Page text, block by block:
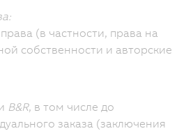
(в частности, права на
собственности и авторские
B&R, в том числе до
заказа (заключения